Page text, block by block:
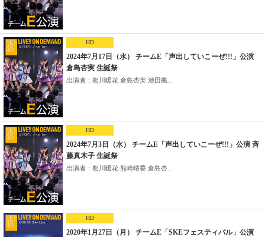
HD
2024年7月17日（水） チームE「声出していこーぜ!!!」公演
倉島杏実 生誕祭
出演者：相川暖花 倉島杏実 池田楓...
HD
2024年7月3日（水） チームE「声出していこーぜ!!!」公演 斉
藤真木子 生誕祭
出演者：相川暖花 熊崎晴香 倉島杏...
HD
2020年1月27日（月） チームE「SKEフェスティバル」公演